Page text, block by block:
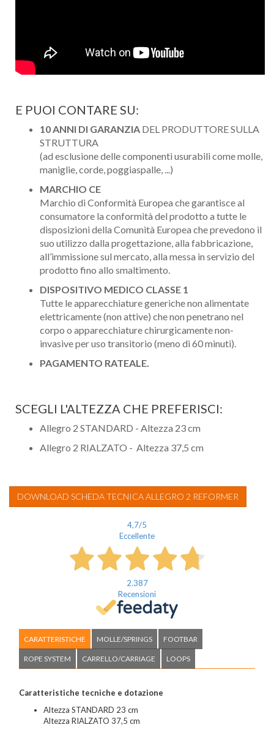
E PUOI CONTARE SU:
10 ANNI DI GARANZIA DEL PRODUTTORE SULLA
STRUTTURA
(ad esclusione delle componenti usurabili come molle,
maniglie, corde, poggiaspalle, ...)
MARCHIO CE
Marchio di Conformità Europea che garantisce al
consumatore la conformità del prodotto a tutte le
disposizioni della Comunità Europea che prevedono il
suo utilizzo dalla progettazione, alla fabbricazione,
all’immissione sul mercato, alla messa in servizio del
prodotto fino allo smaltimento.
DISPOSITIVO MEDICO CLASSE 1
Tutte le apparecchiature generiche non alimentate
elettricamente (non attive) che non penetrano nel
corpo o apparecchiature chirurgicamente non-
invasive per uso transitorio (meno di 60 minuti).
PAGAMENTO RATEALE.
SCEGLI L'ALTEZZA CHE PREFERISCI:
Allegro 2 STANDARD - Altezza 23 cm
Allegro 2 RIALZATO - Altezza 37,5 cm
DOWNLOAD SCHEDA TECNICA ALLEGRO 2 REFORMER
4,7/5
Eccellente
2.387
Recensioni
CARATTERISTICHE MOLLE/SPRINGS FOOTBAR
ROPE SYSTEM CARRELLO/CARRIAGE LOOPS
Caratteristiche tecniche e dotazione
Altezza STANDARD 23 cm
Altezza RIALZATO 37,5 cm